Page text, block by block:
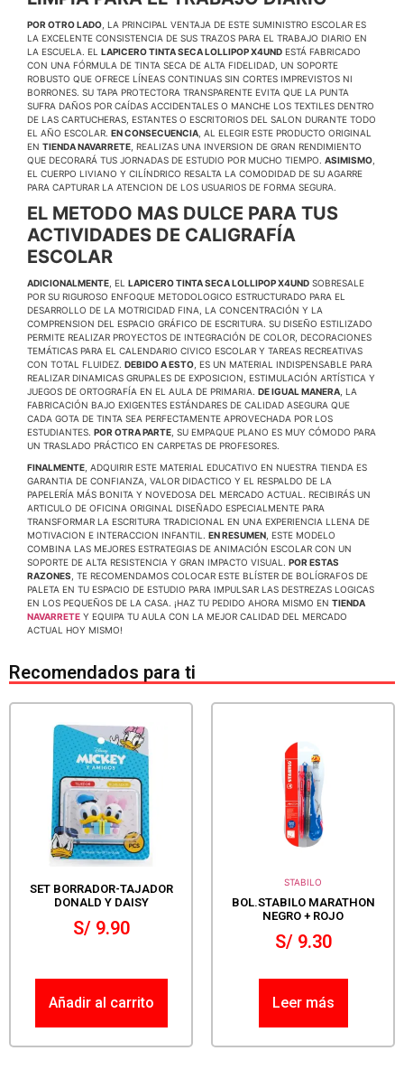
POR OTRO LADO , LA PRINCIPAL VENTAJA DE ESTE SUMINISTRO ESCOLAR ES
LA EXCELENTE CONSISTENCIA DE SUS TRAZOS PARA EL TRABAJO DIARIO EN
LA ESCUELA. EL LAPICERO TINTA SECA LOLLIPOP X4UND ESTÁ FABRICADO
CON UNA FÓRMULA DE TINTA SECA DE ALTA FIDELIDAD, UN SOPORTE
ROBUSTO QUE OFRECE LÍNEAS CONTINUAS SIN CORTES IMPREVISTOS NI
BORRONES. SU TAPA PROTECTORA TRANSPARENTE EVITA QUE LA PUNTA
SUFRA DAÑOS POR CAÍDAS ACCIDENTALES O MANCHE LOS TEXTILES DENTRO
DE LAS CARTUCHERAS, ESTANTES O ESCRITORIOS DEL SALON DURANTE TODO
EL AÑO ESCOLAR. EN CONSECUENCIA , AL ELEGIR ESTE PRODUCTO ORIGINAL
EN TIENDA NAVARRETE , REALIZAS UNA INVERSION DE GRAN RENDIMIENTO
QUE DECORARÁ TUS JORNADAS DE ESTUDIO POR MUCHO TIEMPO. ASIMISMO
EL CUERPO LIVIANO Y CILÍNDRICO RESALTA LA COMODIDAD DE SU AGARRE
PARA CAPTURAR LA ATENCION DE LOS USUARIOS DE FORMA SEGURA.
EL METODO MAS DULCE PARA TUS
ACTIVIDADES DE CALIGRAFÍA
ESCOLAR
ADICIONALMENTE , EL LAPICERO TINTA SECA LOLLIPOP X4UND SOBRESALE
POR SU RIGUROSO ENFOQUE METODOLOGICO ESTRUCTURADO PARA EL
DESARROLLO DE LA MOTRICIDAD FINA, LA CONCENTRACIÓN Y LA
COMPRENSION DEL ESPACIO GRÁFICO DE ESCRITURA. SU DISEÑO ESTILIZADO
PERMITE REALIZAR PROYECTOS DE INTEGRACIÓN DE COLOR, DECORACIONES
TEMÁTICAS PARA EL CALENDARIO CIVICO ESCOLAR Y TAREAS RECREATIVAS
CON TOTAL FLUIDEZ. DEBIDO A ESTO , ES UN MATERIAL INDISPENSABLE PARA
REALIZAR DINAMICAS GRUPALES DE EXPOSICION, ESTIMULACIÓN ARTÍSTICA Y
JUEGOS DE ORTOGRAFÍA EN EL AULA DE PRIMARIA. DE IGUAL MANERA , LA
FABRICACIÓN BAJO EXIGENTES ESTÁNDARES DE CALIDAD ASEGURA QUE
CADA GOTA DE TINTA SEA PERFECTAMENTE APROVECHADA POR LOS
ESTUDIANTES. POR OTRA PARTE , SU EMPAQUE PLANO ES MUY CÓMODO PARA
UN TRASLADO PRÁCTICO EN CARPETAS DE PROFESORES.
FINALMENTE , ADQUIRIR ESTE MATERIAL EDUCATIVO EN NUESTRA TIENDA ES
GARANTIA DE CONFIANZA, VALOR DIDACTICO Y EL RESPALDO DE LA
PAPELERÍA MÁS BONITA Y NOVEDOSA DEL MERCADO ACTUAL. RECIBIRÁS UN
ARTICULO DE OFICINA ORIGINAL DISEÑADO ESPECIALMENTE PARA
TRANSFORMAR LA ESCRITURA TRADICIONAL EN UNA EXPERIENCIA LLENA DE
MOTIVACION E INTERACCION INFANTIL. EN RESUMEN , ESTE MODELO
COMBINA LAS MEJORES ESTRATEGIAS DE ANIMACIÓN ESCOLAR CON UN
SOPORTE DE ALTA RESISTENCIA Y GRAN IMPACTO VISUAL. POR ESTAS
RAZONES , TE RECOMENDAMOS COLOCAR ESTE BLÍSTER DE BOLÍGRAFOS DE
PALETA EN TU ESPACIO DE ESTUDIO PARA IMPULSAR LAS DESTREZAS LOGICAS
EN LOS PEQUEÑOS DE LA CASA. ¡HAZ TU PEDIDO AHORA MISMO EN TIENDA
NAVARRETE Y EQUIPA TU AULA CON LA MEJOR CALIDAD DEL MERCADO
ACTUAL HOY MISMO!
Recomendados para ti
SET BORRADOR-TAJADOR
DONALD Y DAISY
S/9.90
Añadir al carrito
STABILO
BOL.STABILO MARATHON
NEGRO + ROJO
S/9.30
Leer más